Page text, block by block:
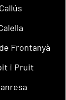
Callús
Frontanyà
i Pruit